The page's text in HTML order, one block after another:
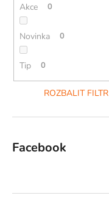
Akce 0
Novinka 0
Tip 0
ROZBALIT FILTR
Facebook